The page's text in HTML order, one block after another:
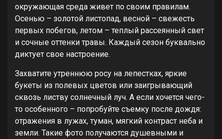
окружающая среда живет по своим правилам.
Осенью – золотой листопад, весной – свежесть
первых побегов, летом – теплый рассеянный свет
и сочные оттенки травы. Каждый сезон буквально
диктует свое настроение.
Захватите утреннюю росу на лепестках, яркие
букеты из полевых цветов или заигрывающий
сквозь листву солнечный луч. А если хочется чего-
то особенного – попробуйте съемку после дождя:
отражения в лужах, туман, мягкий контраст неба и
земли. Такие фото получаются душевными и